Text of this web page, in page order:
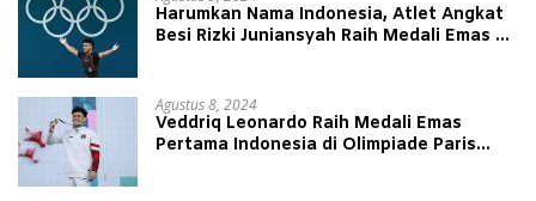
Harumkan Nama Indonesia, Atlet Angkat
Besi Rizki Juniansyah Raih Medali Emas di
Agustus 8, 2024
Veddriq Leonardo Raih Medali Emas
Pertama Indonesia di Olimpiade Paris